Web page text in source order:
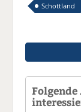
Schottland